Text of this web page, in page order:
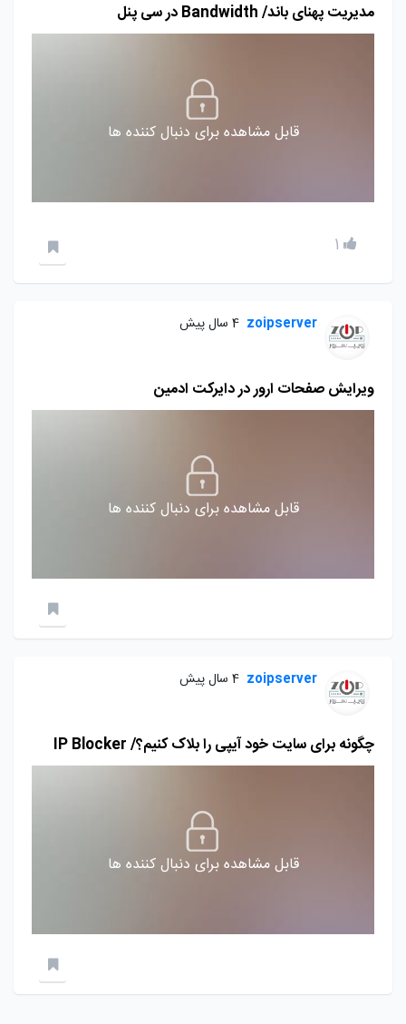
مدیریت پهنای باند/ Bandwidth در سی پنل
قابل مشاهده برای دنبال کننده ها
1
zoipserver 4 سال پیش
ویرایش صفحات ارور در دایرکت ادمین
قابل مشاهده برای دنبال کننده ها
zoipserver 4 سال پیش
چگونه برای سایت خود آیپی را بلاک کنیم؟/ IP Blocker
قابل مشاهده برای دنبال کننده ها